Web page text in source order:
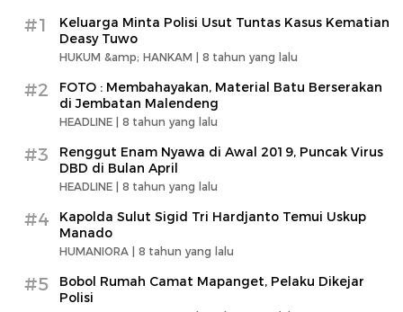
#1
Keluarga Minta Polisi Usut Tuntas Kasus Kematian
Deasy Tuwo
HUKUM &amp; HANKAM | 8 tahun yang lalu
#2
FOTO : Membahayakan, Material Batu Berserakan
di Jembatan Malendeng
HEADLINE | 8 tahun yang lalu
#3
Renggut Enam Nyawa di Awal 2019, Puncak Virus
DBD di Bulan April
HEADLINE | 8 tahun yang lalu
#4
Kapolda Sulut Sigid Tri Hardjanto Temui Uskup
Manado
HUMANIORA | 8 tahun yang lalu
#5
Bobol Rumah Camat Mapanget, Pelaku Dikejar
Polisi